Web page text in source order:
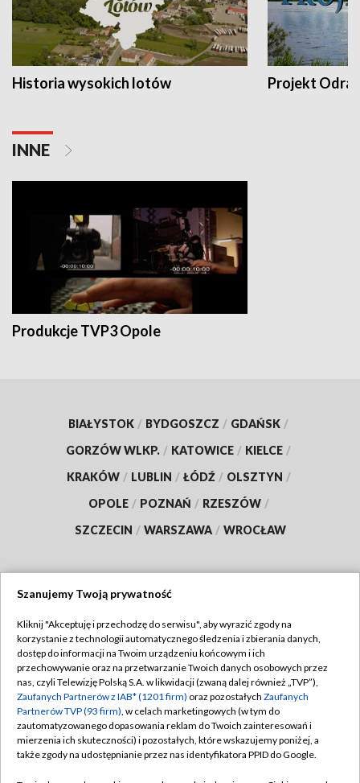
Historia wysokich lotów Projekt Odra
INNE
Produkcje TVP3 Opole
BIAŁYSTOK / BYDGOSZCZ / GDAŃSK /
GORZÓW WLKP. / KATOWICE / KIELCE /
KRAKÓW / LUBLIN / ŁÓDŹ / OLSZTYN /
OPOLE / POZNAŃ / RZESZÓW /
SZCZECIN / WARSZAWA / WROCŁAW
TVP
Abonament TVP
Emisja w TVP
Centrum informacji TVP
Naziemna Telewizja Cyfrowa
Regulamin TVP
Polityka prywatności
Moje zgody
Pomoc
Szanujemy Twoją prywatność
Kliknij "Akceptuję i przechodzę do serwisu", aby wyrazić zgody na
korzystanie z technologii automatycznego śledzenia i zbierania danych,
dostęp do informacji na Twoim urządzeniu końcowym i ich
przechowywanie oraz na przetwarzanie Twoich danych osobowych przez
nas, czyli Telewizję Polską S.A. w likwidacji (zwaną dalej również „TVP”),
Zaufanych Partnerów z IAB* (1201 firm) oraz pozostałych Zaufanych
Partnerów TVP (93 firm), w celach marketingowych (w tym do
zautomatyzowanego dopasowania reklam do Twoich zainteresowań i
mierzenia ich skuteczności) i pozostałych, które wskazujemy poniżej, a
także zgody na udostępnianie przez nas identyfikatora PPID do Google.